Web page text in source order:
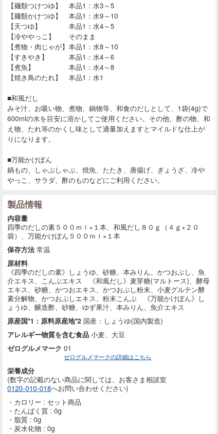
【麺類つけつゆ】 本品1：水3～5
【麺類かけつゆ】 本品1：水9～10
【天つゆ】 本品1：水4～5
【冷ややっこ】 そのまま
【煮物・肉じゃが】本品1：水8～10
【すきやき】 本品1：水4～6
【煮魚】 本品1：水4～8
【焼き鳥のたれ】 本品1：水1
■和風だし
みそ汁、お吸い物、煮物、鍋物等、和食のだしとして、1袋(4g)で
600mlの水を目安に溶かしてご使用ください。その他、酢の物、和
え物、たれ等のかくし味として適量加えますとマイルドな仕上が
りになります。
■万能かけぽん
鍋もの、しゃぶしゃぶ、焼魚、たたき、唐揚げ、ぎょうざ、冷や
やっこ、サラダ、酢のものなどにご利用ください。
製品情報
内容量
四季のだしの素５００ｍｌ×１本、和風だし８０ｇ（４ｇ×２０
袋）、万能かけぽん５００ｍｌ×１本
保存方法 常温
原材料
《四季のだしの素》しょうゆ、砂糖、本みりん、かつおぶし、魚
介エキス、こんぶエキス 《和風だし》麦芽糖(マルトース)、酵母
エキス、砂糖、かつおエキス、かつおぶし粉末、小麦グルテン酵
素分解物、かつおぶしエキス、粉末こんぶ 《万能かけぽん》し
ょうゆ、醸造酢、砂糖、ゆず果汁、本みりん、魚介エキス
原産国*1：原料原産地*2 国産：しょうゆ(国内製造)
アレルギー物質を含む食品 小麦、大豆
ゼログルメマーク 01
ゼログルメマークの詳細はこちら
栄養成分
(数字の記載のない商品に関しては、お客さま相談室
0120-010-018へお問い合わせください)
カロリー : セット商品
たんぱく質 : 0g
脂質 : 0g
炭水化物 : 0g